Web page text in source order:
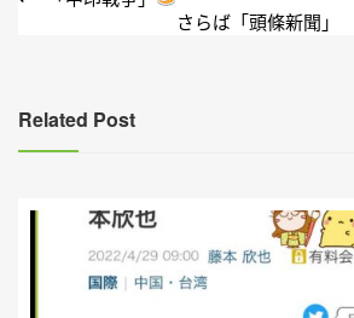
覽
さらば「頭條新聞」
Related Post